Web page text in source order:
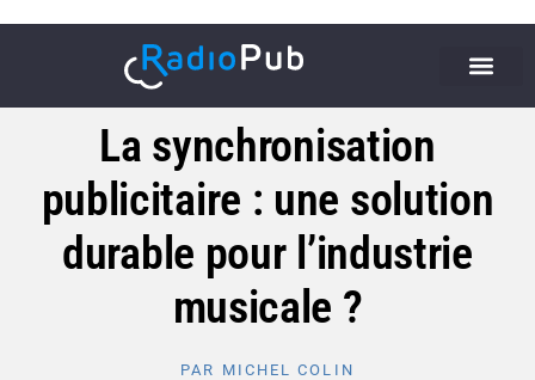
La synchronisation
publicitaire : une solution
durable pour l’industrie
musicale ?
PAR MICHEL COLIN